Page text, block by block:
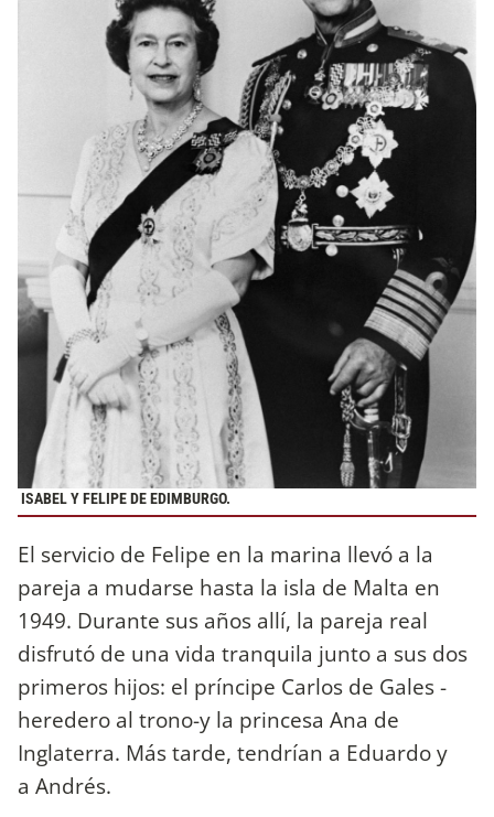
ISABEL Y FELIPE DE EDIMBURGO.
El servicio de Felipe en la marina llevó a la
pareja a mudarse hasta la isla de Malta en
1949. Durante sus años allí, la pareja real
disfrutó de una vida tranquila junto a sus dos
primeros hijos: el príncipe Carlos de Gales -
heredero al trono-y la princesa Ana de
Inglaterra. Más tarde, tendrían a Eduardo y
a Andrés.